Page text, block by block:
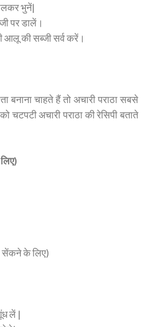
भुनें|
पर डालें।
आलू की सब्जी सर्व करें।
चाहते हैं तो अचारी पराठा सबसे
चटपटी अचारी पराठा की रेसिपी बताते
सेंकने के लिए)
लें |